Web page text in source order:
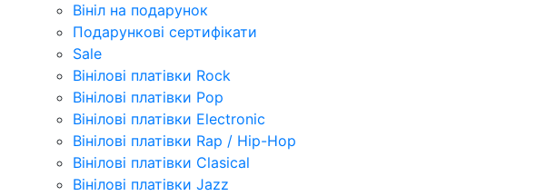
Вініл на подарунок
Подарункові сертифікати
Sale
Вінілові платівки Rock
Вінілові платівки Pop
Вінілові платівки Electronic
Вінілові платівки Rap / Hip-Hop
Вінілові платівки Clasical
Вінілові платівки Jazz